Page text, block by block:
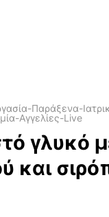
Παράξενα-
Αγγελίες-Live
γλυκό
και